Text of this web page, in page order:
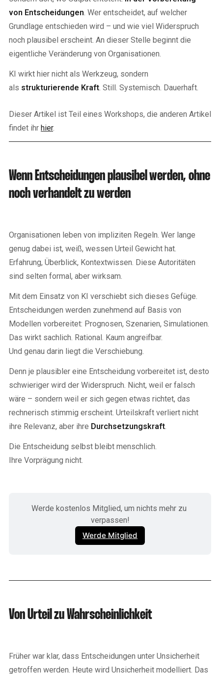
von Entscheidungen . Wer entscheidet, auf welcher
Grundlage entschieden wird – und wie viel Widerspruch
noch plausibel erscheint. An dieser Stelle beginnt die
eigentliche Veränderung von Organisationen.
KI wirkt hier nicht als Werkzeug, sondern
als strukturierende Kraft . Still. Systemisch. Dauerhaft.
Dieser Artikel ist Teil eines Workshops, die anderen Artikel
findet ihr hier.
Wenn Entscheidungen plausibel werden, ohne
noch verhandelt zu werden
Organisationen leben von impliziten Regeln. Wer lange
genug dabei ist, weiß, wessen Urteil Gewicht hat.
Erfahrung, Überblick, Kontextwissen. Diese Autoritäten
sind selten formal, aber wirksam.
Mit dem Einsatz von KI verschiebt sich dieses Gefüge.
Entscheidungen werden zunehmend auf Basis von
Modellen vorbereitet: Prognosen, Szenarien, Simulationen.
Das wirkt sachlich. Rational. Kaum angreifbar.
Und genau darin liegt die Verschiebung.
Denn je plausibler eine Entscheidung vorbereitet ist, desto
schwieriger wird der Widerspruch. Nicht, weil er falsch
wäre – sondern weil er sich gegen etwas richtet, das
rechnerisch stimmig erscheint. Urteilskraft verliert nicht
ihre Relevanz, aber ihre Durchsetzungskraft
Die Entscheidung selbst bleibt menschlich.
Ihre Vorprägung nicht.
Werde kostenlos Mitglied, um nichts mehr zu
verpassen!
Werde Mitglied
Von Urteil zu Wahrscheinlichkeit
Früher war klar, dass Entscheidungen unter Unsicherheit
getroffen werden. Heute wird Unsicherheit modelliert. Das